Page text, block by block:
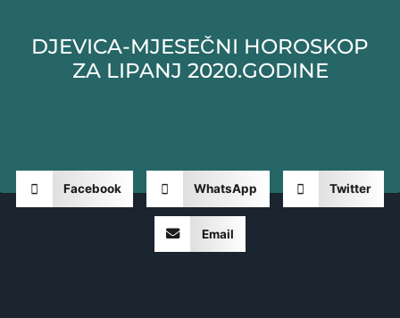
DJEVICA-MJESEČNI HOROSKOP
ZA LIPANJ 2020.GODINE
Facebook WhatsApp Twitter
Email